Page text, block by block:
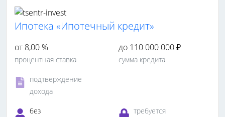
Ипотека «Ипотечный кредит»
от 8,00 %
процентная ставка
до 110 000 000 ₽
сумма кредита
подтверждение
дохода
без
требуется